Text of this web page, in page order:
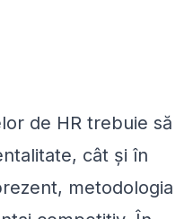
de HR trebuie să
cât și în
metodologia